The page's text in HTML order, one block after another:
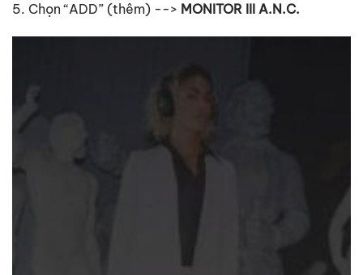
5. Chọn “ADD” (thêm) --> MONITOR III A.N.C.